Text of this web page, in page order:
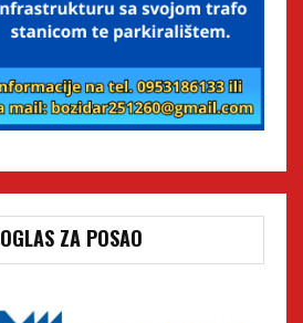
OGLAS ZA POSAO